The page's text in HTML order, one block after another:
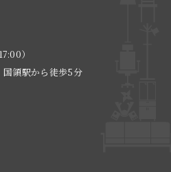
）
領駅から徒歩5分